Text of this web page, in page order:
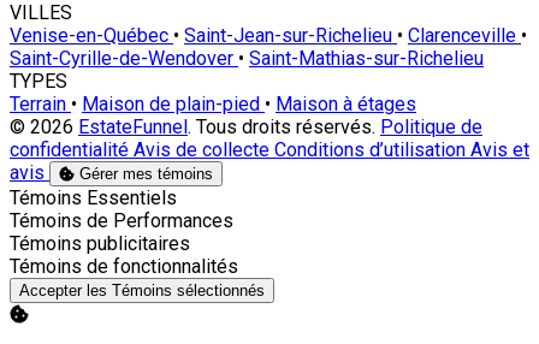
VILLES
Venise-en-Québec • Saint-Jean-sur-Richelieu • Clarenceville •
Saint-Cyrille-de-Wendover • Saint-Mathias-sur-Richelieu
TYPES
Terrain • Maison de plain-pied • Maison à étages
© 2026 EstateFunnel . Tous droits réservés. Politique de
confidentialité Avis de collecte Conditions d’utilisation Avis et
avis
Gérer mes témoins
Activer
Témoins Essentiels
Activer
Témoins de Performances
Activer
Témoins publicitaires
Activer
Témoins de fonctionnalités
Accepter les Témoins sélectionnés